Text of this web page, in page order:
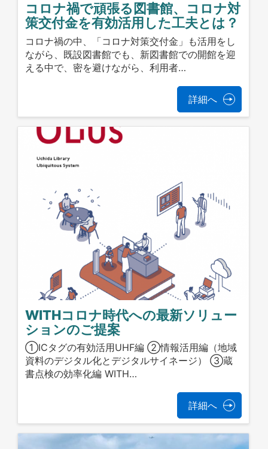
コロナ禍で頑張る図書館、コロナ対
策交付金を有効活用した工夫とは？
コロナ禍の中、「コロナ対策交付金」も活用をし
ながら、既設図書館でも、新図書館での開館を迎
える中で、密を避けながら、利用者…
詳細へ
WITHコロナ時代への最新ソリュー
ションのご提案
①ICタグの有効活用UHF編 ②情報活用編（地域
資料のデジタル化とデジタルサイネージ） ③蔵
書点検の効率化編 WITH…
詳細へ